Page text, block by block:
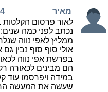
מאיר
לאור פרסום הקלטות
נכתב לפני כמה שנים:
ממליץ לאפי נווה
אולי סוף סוף נבין
בפרשת אפי נווה
הם מבינים לכאורה
במידה ויפרסמו עוד
שעשה את המעשה